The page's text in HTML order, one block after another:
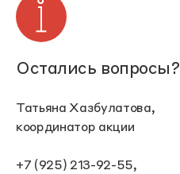
Остались вопросы?
Татьяна Хазбулатова,
координатор акции
+7 (925) 213-92-55,